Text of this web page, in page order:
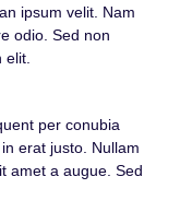
ipsum velit. Nam
odio. Sed non
per conubia
erat justo. Nullam
amet a augue. Sed